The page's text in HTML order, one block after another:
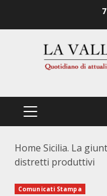
PRIMÄRES
Home Sicilia. La
distretti produttivi
Comunicati Stampa